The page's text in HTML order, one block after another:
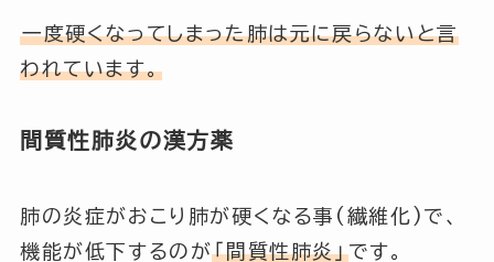
一度硬くなってしまった肺は元に戻らないと言
われています。
間質性肺炎の漢方薬
肺の炎症がおこり肺が硬くなる事(繊維化)で、
機能が低下するのが「間質性肺炎」です。